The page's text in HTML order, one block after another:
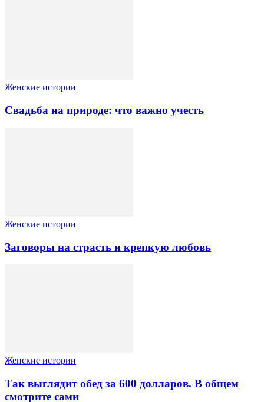
Женские истории
Свадьба на природе: что важно учесть
Женские истории
Заговоры на страсть и крепкую любовь
Женские истории
Так выглядит обед за 600 долларов. В общем
смотрите сами